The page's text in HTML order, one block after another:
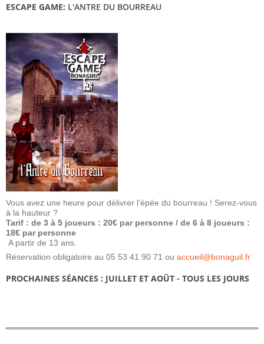
ESCAPE GAME: L'ANTRE DU BOURREAU
Vous avez une heure pour délivrer l’épée du bourreau ! Serez-vous
à la hauteur ?
Tarif : de 3 à 5 joueurs : 20€ par personne / de 6 à 8 joueurs :
18€ par personne
A partir de 13 ans.
Réservation obligatoire au 05 53 41 90 71 ou accueil@bonaguil.fr
PROCHAINES SÉANCES : JUILLET ET AOÛT - TOUS LES JOURS